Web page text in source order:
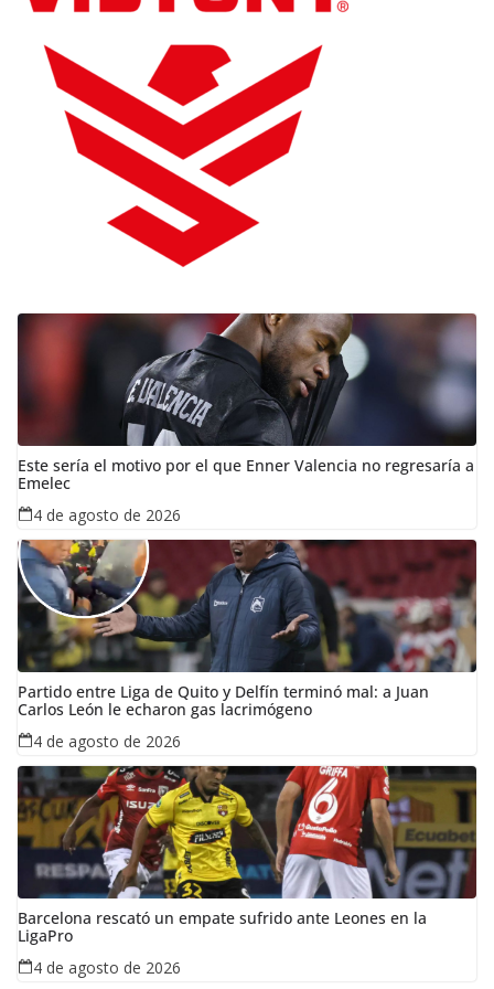
Este sería el motivo por el que Enner Valencia no regresaría a
Emelec
4 de agosto de 2026
Partido entre Liga de Quito y Delfín terminó mal: a Juan
Carlos León le echaron gas lacrimógeno
4 de agosto de 2026
Barcelona rescató un empate sufrido ante Leones en la
LigaPro
4 de agosto de 2026